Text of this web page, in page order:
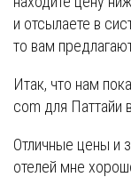
и отсылаете в
то вам
Итак, что нам
com для Паттайи
Отличные цены и
отелей мне